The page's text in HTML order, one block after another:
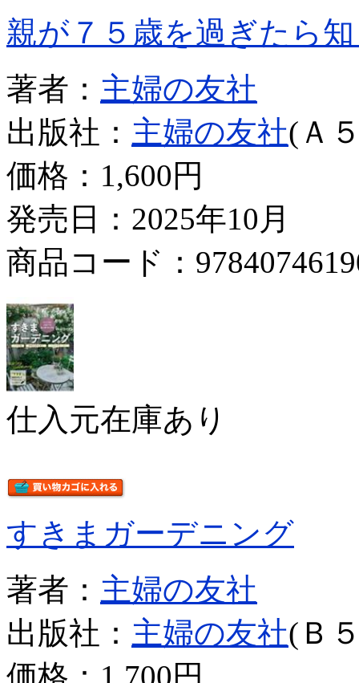
親が７５歳を過ぎたら
著者： 主婦の友社
出版社： 主婦の友社(Ａ
価格： 1,600円
発売日：2025年10月
商品コード：
仕入元在庫あり
すきまガーデニング
著者： 主婦の友社
出版社： 主婦の友社(Ｂ
価格： 1,700円